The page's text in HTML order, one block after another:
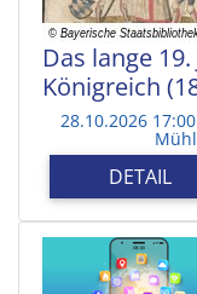
Das lange
Königreich
28.10.2026
DETAIL